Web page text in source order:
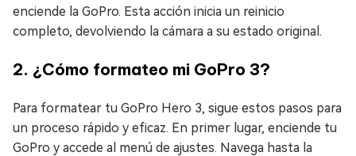
enciende la GoPro. Esta acción inicia un reinicio
completo, devolviendo la cámara a su estado original.
2. ¿Cómo formateo mi GoPro 3?
Para formatear tu GoPro Hero 3, sigue estos pasos para
un proceso rápido y eficaz. En primer lugar, enciende tu
GoPro y accede al menú de ajustes. Navega hasta la